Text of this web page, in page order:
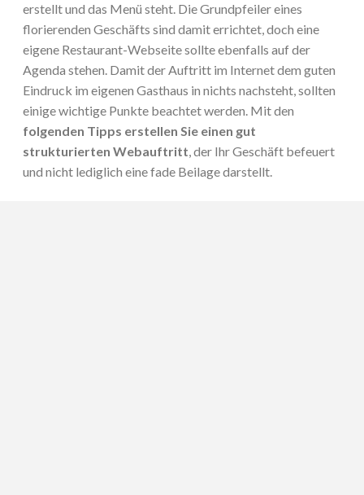
erstellt und das Menü steht. Die Grundpfeiler eines
florierenden Geschäfts sind damit errichtet, doch eine
eigene Restaurant-Webseite sollte ebenfalls auf der
Agenda stehen. Damit der Auftritt im Internet dem guten
Eindruck im eigenen Gasthaus in nichts nachsteht, sollten
einige wichtige Punkte beachtet werden. Mit den
folgenden Tipps erstellen Sie einen gut
strukturierten Webauftritt, der Ihr Geschäft befeuert
und nicht lediglich eine fade Beilage darstellt.